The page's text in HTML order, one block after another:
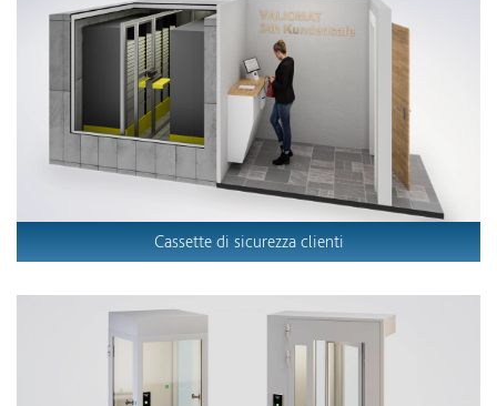
Cassette di sicurezza clienti